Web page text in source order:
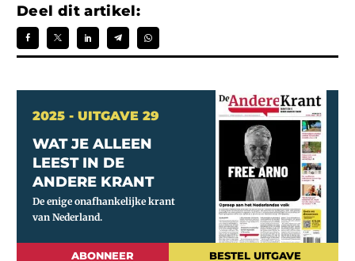
Deel dit artikel:
2025 - UITGAVE 29
WAT JE ALLEEN
LEEST IN DE
ANDERE KRANT
ABONNEER BESTEL UITGAVE